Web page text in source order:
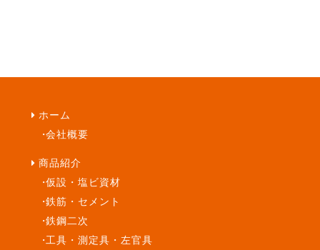
ホーム
会社概要
商品紹介
仮設・塩ビ資材
鉄筋・セメント
鉄鋼二次
工具・測定具・左官具